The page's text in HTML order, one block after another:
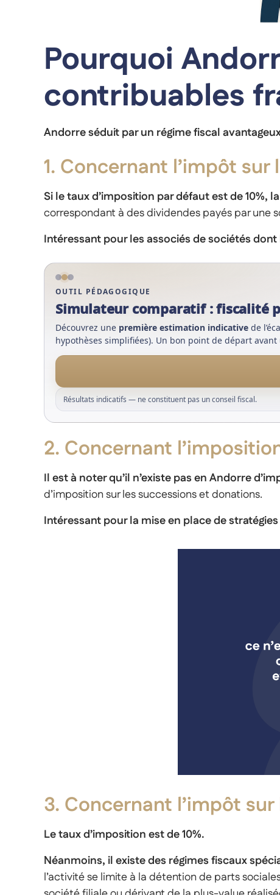
Pourquoi
contribuables
Andorre séduit par un régime fiscal
1. Concernant l’impôt sur
Si le taux d’imposition par défaut est de
correspondant à des dividendes payés par une
Intéressant pour les associés de sociétés
OUTIL PÉDAGOGIQUE
Simulateur comparatif : fiscalité
Découvrez une première estimation indicative de
hypothèses simplifiées). Un bon point de départ
Résultats indicatifs — ne constituent pas un conseil fiscal.
2. Concernant
Il est à noter qu’il n’existe pas en Andorre
d’imposition sur les successions et donations.
Intéressant pour la mise en place de
3. Concernant l’impôt
Le taux d’imposition est de 10%.
Néanmoins, il existe des régimes fiscaux
l’activité se limite à la détention de parts